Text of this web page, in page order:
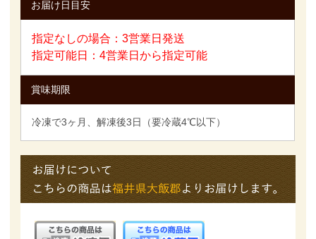
お届け日目安
指定なしの場合：3営業日発送
指定可能日：4営業日から指定可能
賞味期限
冷凍で3ヶ月、解凍後3日（要冷蔵4℃以下）